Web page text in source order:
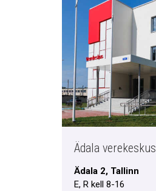
Ädala verekeskus
Ädala 2, Tallinn
E, R kell 8-16